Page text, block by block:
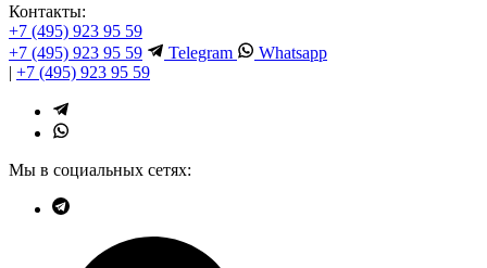
Контакты:
+7 (495) 923 95 59
+7 (495) 923 95 59
Telegram
Whatsapp
| +7 (495) 923 95 59
Мы в социальных сетях: